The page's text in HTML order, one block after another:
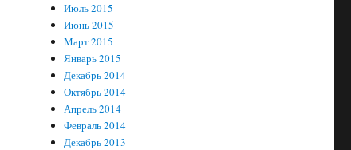
Июль 2015
Июнь 2015
Март 2015
Январь 2015
Декабрь 2014
Октябрь 2014
Апрель 2014
Февраль 2014
Декабрь 2013